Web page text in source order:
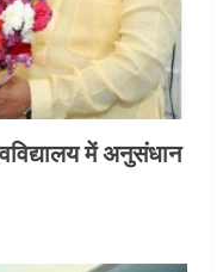
में अनुसंधान